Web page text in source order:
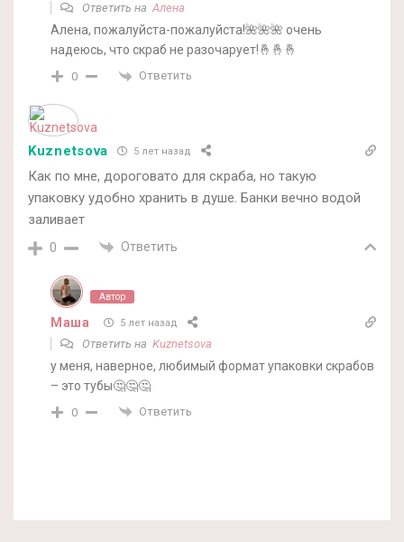
Ответить наАлена
Алена, пожалуйста-пожалуйста!🌺🌺🌺 очень
надеюсь, что скраб не разочарует!🤞🤞🤞
0 Ответить
Kuznetsova 5 лет назад
Как по мне, дороговато для скраба, но такую
упаковку удобно хранить в душе. Банки вечно водой
заливает
0 Ответить
Автор
Маша 5 лет назад
Ответить на Kuznetsova
у меня, наверное, любимый формат упаковки скрабов
– это тубы🤔🤔🤔
0 Ответить